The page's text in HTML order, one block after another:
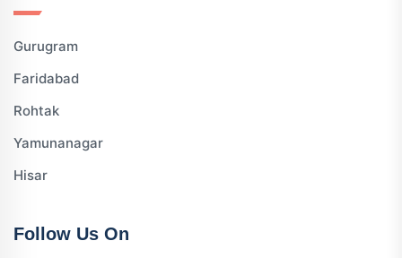
Gurugram
Faridabad
Rohtak
Yamunanagar
Hisar
Follow Us On